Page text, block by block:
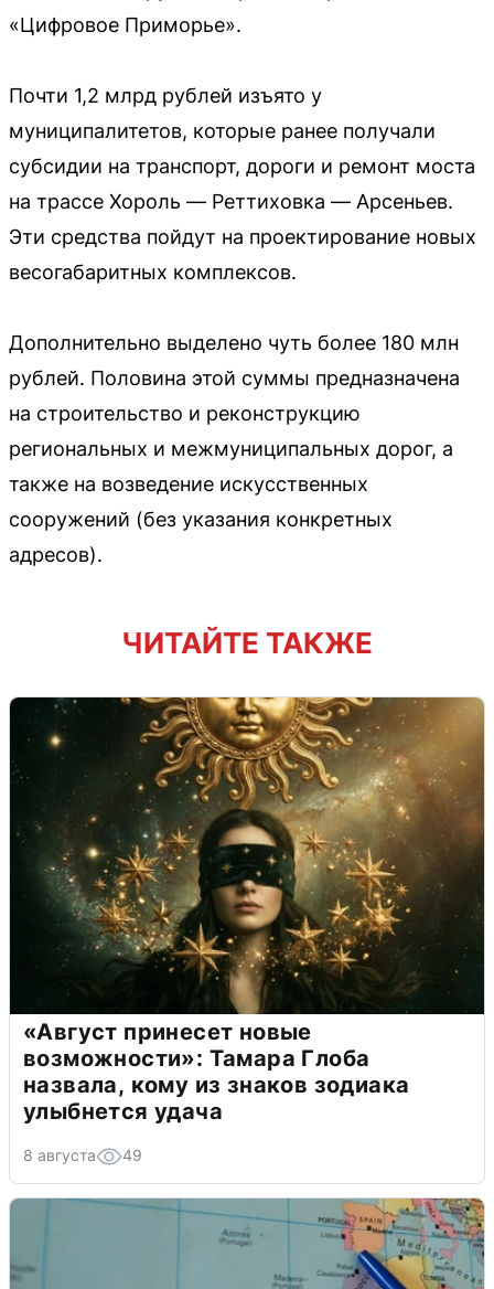
«Цифровое Приморье».
Почти 1,2 млрд рублей изъято у
муниципалитетов, которые ранее получали
субсидии на транспорт, дороги и ремонт моста
на трассе Хороль — Реттиховка — Арсеньев.
Эти средства пойдут на проектирование новых
весогабаритных комплексов.
Дополнительно выделено чуть более 180 млн
рублей. Половина этой суммы предназначена
на строительство и реконструкцию
региональных и межмуниципальных дорог, а
также на возведение искусственных
сооружений (без указания конкретных
адресов).
ЧИТАЙТЕ ТАКЖЕ
«Август принесет новые
возможности»: Тамара Глоба
назвала, кому из знаков зодиака
улыбнется удача
8 августа 49